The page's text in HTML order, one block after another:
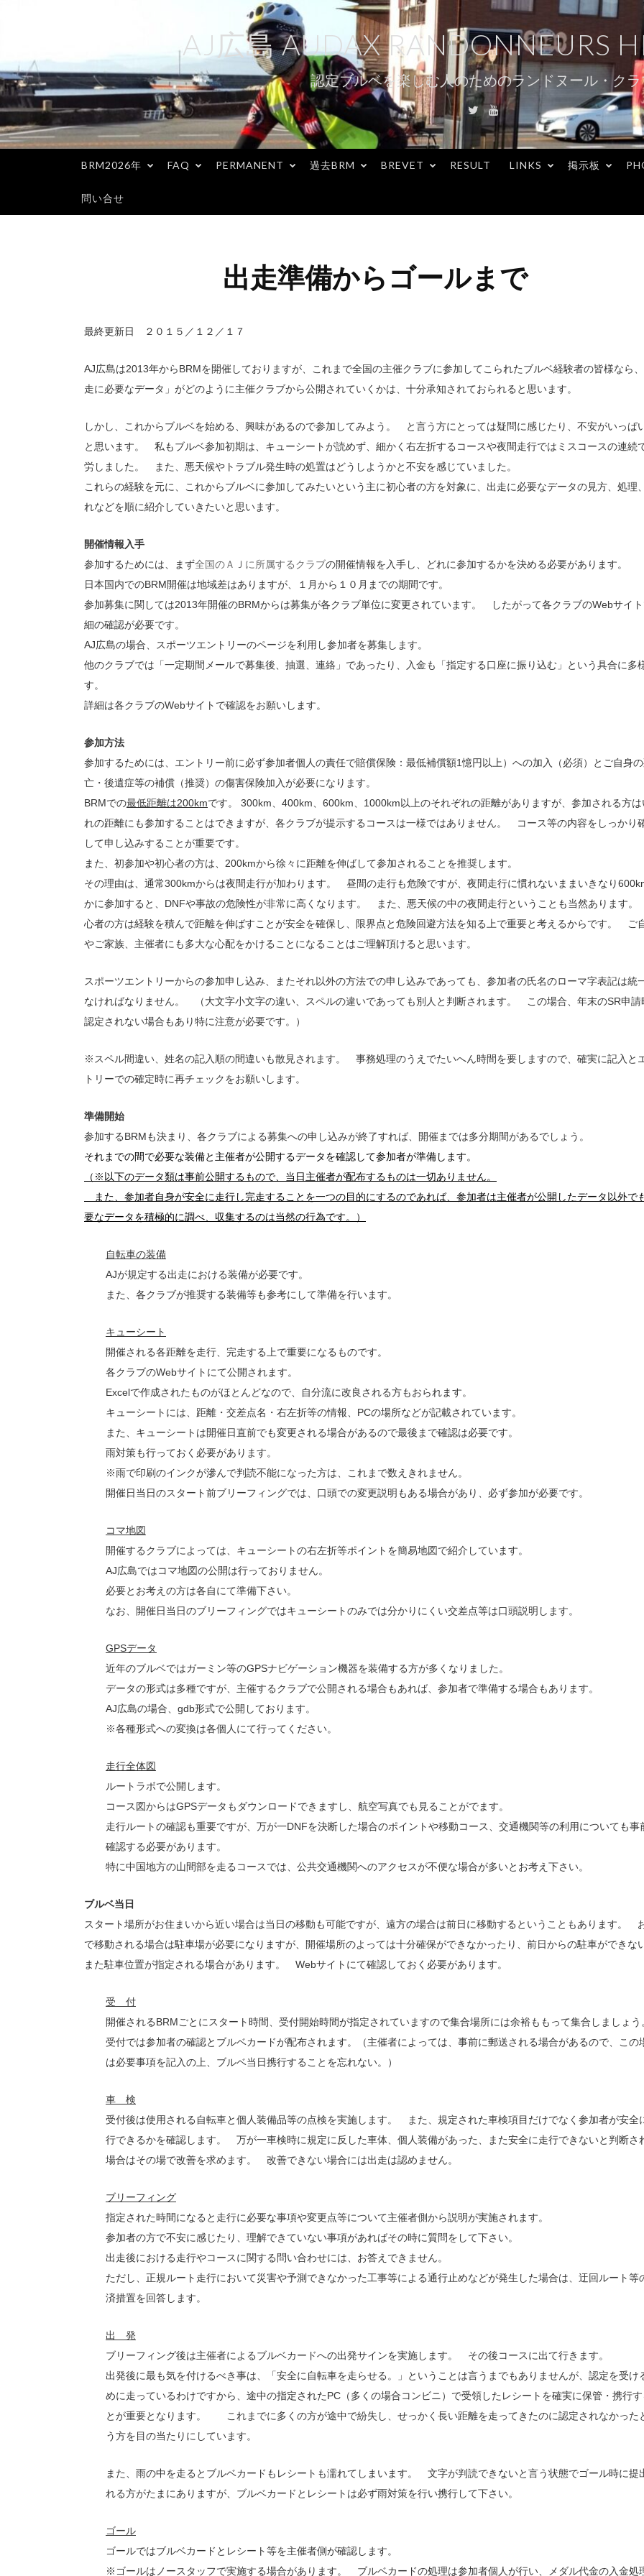
ン
ツ
へ
ス
キ
AJ広島 AUDAX RANDONNEURS
認定ブルベを楽しむ人のためのランドヌール・ク
TwitterYoutube
BRM2026年 FAQ PERMANENT 過去BRM BREVET RESULT LINKS 掲示板
問い合せ
出走準備からゴールまで
最終更新日 ２０１５／１２／１７
AJ広島は2013年からBRMを開催しておりますが、これまで全国の主催クラブに参加してこられたブルベ経験者の皆様なら
走に必要なデータ」がどのように主催クラブから公開されていくかは、十分承知されておられると思います。
しかし、これからブルベを始める、興味があるので参加してみよう。 と言う方にとっては疑問に感じたり、不安がいっぱ
と思います。 私もブルベ参加初期は、キューシートが読めず、細かく右左折するコースや夜間走行ではミスコースの連続
労しました。 また、悪天候やトラブル発生時の処置はどうしようかと不安を感じていました。
これらの経験を元に、これからブルベに参加してみたいという主に初心者の方を対象に、出走に必要なデータの見方、処理
れなどを順に紹介していきたいと思います。
開催情報入手
参加するためには、まず全国のＡＪに所属するクラブの開催情報を入手し、どれに参加するかを決める必要があります。
日本国内でのBRM開催は地域差はありますが、１月から１０月までの期間です。
参加募集に関しては2013年開催のBRMからは募集が各クラブ単位に変更されています。 したがって各クラブのWebサイ
細の確認が必要です。
AJ広島の場合、スポーツエントリーのページを利用し参加者を募集します。
他のクラブでは「一定期間メールで募集後、抽選、連絡」であったり、入金も「指定する口座に振り込む」という具合に多
す。
詳細は各クラブのWebサイトで確認をお願いします。
参加方法
参加するためには、エントリー前に必ず参加者個人の責任で賠償保険：最低補償額1憶円以上）への加入（必須）とご自身
亡・後遺症等の補償（推奨）の傷害保険加入が必要になります。
BRMでの最低距離は200kmです。 300km、400km、600km、1000km以上のそれぞれの距離がありますが、参加される方は
れの距離にも参加することはできますが、各クラブが提示するコースは一様ではありません。 コース等の内容をしっかり
して申し込みすることが重要です。
また、初参加や初心者の方は、200kmから徐々に距離を伸ばして参加されることを推奨します。
その理由は、通常300kmからは夜間走行が加わります。 昼間の走行も危険ですが、夜間走行に慣れないままいきなり
かに参加すると、DNFや事故の危険性が非常に高くなります。 また、悪天候の中の夜間走行ということも当然あります
心者の方は経験を積んで距離を伸ばすことが安全を確保し、限界点と危険回避方法を知る上で重要と考えるからです。 ご
やご家族、主催者にも多大な心配をかけることになることはご理解頂けると思います。
スポーツエントリーからの参加申し込み、またそれ以外の方法での申し込みであっても、参加者の氏名のローマ字表記は統
なければなりません。 （大文字小文字の違い、スペルの違いであっても別人と判断されます。 この場合、年末のSR申請
認定されない場合もあり特に注意が必要です。）
※スペル間違い、姓名の記入順の間違いも散見されます。 事務処理のうえでたいへん時間を要しますので、確実に記入と
トリーでの確定時に再チェックをお願いします。
準備開始
参加するBRMも決まり、各クラブによる募集への申し込みが終了すれば、開催までは多分期間があるでしょう。
それまでの間で必要な装備と主催者が公開するデータを確認して参加者が準備します。
（※以下のデータ類は事前公開するもので、当日主催者が配布するものは一切ありません。
また、参加者自身が安全に走行し完走することを一つの目的にするのであれば、参加者は主催者が公開したデータ以外で
要なデータを積極的に調べ、収集するのは当然の行為です。）
自転車の装備
AJが規定する出走における装備が必要です。
また、各クラブが推奨する装備等も参考にして準備を行います。
キューシート
開催される各距離を走行、完走する上で重要になるものです。
各クラブのWebサイトにて公開されます。
Excelで作成されたものがほとんどなので、自分流に改良される方もおられます。
キューシートには、距離・交差点名・右左折等の情報、PCの場所などが記載されています。
また、キューシートは開催日直前でも変更される場合があるので最後まで確認は必要です。
雨対策も行っておく必要があります。
※雨で印刷のインクが滲んで判読不能になった方は、これまで数えきれません。
開催日当日のスタート前ブリーフィングでは、口頭での変更説明もある場合があり、必ず参加が必要です。
コマ地図
開催するクラブによっては、キューシートの右左折等ポイントを簡易地図で紹介しています。
AJ広島ではコマ地図の公開は行っておりません。
必要とお考えの方は各自にて準備下さい。
なお、開催日当日のブリーフィングではキューシートのみでは分かりにくい交差点等は口頭説明します。
GPSデータ
近年のブルベではガーミン等のGPSナビゲーション機器を装備する方が多くなりました。
データの形式は多種ですが、主催するクラブで公開される場合もあれば、参加者で準備する場合もあります。
AJ広島の場合、gdb形式で公開しております。
※各種形式への変換は各個人にて行ってください。
走行全体図
ルートラボで公開します。
コース図からはGPSデータもダウンロードできますし、航空写真でも見ることがでます。
走行ルートの確認も重要ですが、万が一DNFを決断した場合のポイントや移動コース、交通機関等の利用についても事
確認する必要があります。
特に中国地方の山間部を走るコースでは、公共交通機関へのアクセスが不便な場合が多いとお考え下さい。
ブルベ当日
スタート場所がお住まいから近い場合は当日の移動も可能ですが、遠方の場合は前日に移動するということもあります。
で移動される場合は駐車場が必要になりますが、開催場所のよっては十分確保ができなかったり、前日からの駐車ができない
また駐車位置が指定される場合があります。 Webサイトにて確認しておく必要があります。
受 付
開催されるBRMごとにスタート時間、受付開始時間が指定されていますので集合場所には余裕ももって集合しましょう
受付では参加者の確認とブルベカードが配布されます。（主催者によっては、事前に郵送される場合があるので、この
は必要事項を記入の上、ブルベ当日携行することを忘れない。）
車 検
受付後は使用される自転車と個人装備品等の点検を実施します。 また、規定された車検項目だけでなく参加者が安全
行できるかを確認します。 万が一車検時に規定に反した車体、個人装備があった、また安全に走行できないと判断さ
場合はその場で改善を求めます。 改善できない場合には出走は認めません。
ブリーフィング
指定された時間になると走行に必要な事項や変更点等について主催者側から説明が実施されます。
参加者の方で不安に感じたり、理解できていない事項があればその時に質問をして下さい。
出走後における走行やコースに関する問い合わせには、お答えできません。
ただし、正規ルート走行において災害や予測できなかった工事等による通行止めなどが発生した場合は、迂回ルート等
済措置を回答します。
出 発
ブリーフィング後は主催者によるブルベカードへの出発サインを実施します。 その後コースに出て行きます。
出発後に最も気を付けるべき事は、「安全に自転車を走らせる。」ということは言うまでもありませんが、認定を受け
めに走っているわけですから、途中の指定されたPC（多くの場合コンビニ）で受領したレシートを確実に保管・携行す
とが重要となります。 これまでに多くの方が途中で紛失し、せっかく長い距離を走ってきたのに認定されなかった
う方を目の当たりにしています。
また、雨の中を走るとブルベカードもレシートも濡れてしまいます。 文字が判読できないと言う状態でゴール時に提
れる方がたまにありますが、ブルベカードとレシートは必ず雨対策を行い携行して下さい。
ゴール
ゴールではブルベカードとレシート等を主催者側が確認します。
※ゴールはノースタッフで実施する場合があります。 ブルベカードの処理は参加者個人が行い、メダル代金の入金処